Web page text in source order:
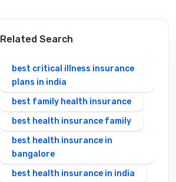
Related Search
best critical illness insurance
plans in india
best family health insurance
best health insurance family
best health insurance in
bangalore
best health insurance in india